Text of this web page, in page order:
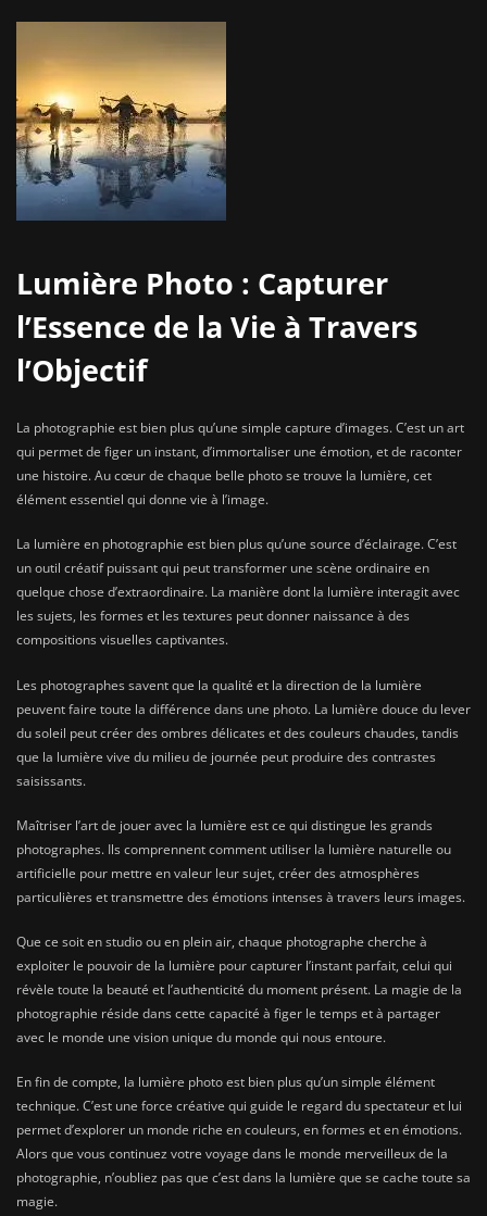
Lumière Photo : Capturer
l’Essence de la Vie à Travers
l’Objectif
La photographie est bien plus qu’une simple capture d’images. C’est un art
qui permet de figer un instant, d’immortaliser une émotion, et de raconter
une histoire. Au cœur de chaque belle photo se trouve la lumière, cet
élément essentiel qui donne vie à l’image.
La lumière en photographie est bien plus qu’une source d’éclairage. C’est
un outil créatif puissant qui peut transformer une scène ordinaire en
quelque chose d’extraordinaire. La manière dont la lumière interagit avec
les sujets, les formes et les textures peut donner naissance à des
compositions visuelles captivantes.
Les photographes savent que la qualité et la direction de la lumière
peuvent faire toute la différence dans une photo. La lumière douce du lever
du soleil peut créer des ombres délicates et des couleurs chaudes, tandis
que la lumière vive du milieu de journée peut produire des contrastes
saisissants.
Maîtriser l’art de jouer avec la lumière est ce qui distingue les grands
photographes. Ils comprennent comment utiliser la lumière naturelle ou
artificielle pour mettre en valeur leur sujet, créer des atmosphères
particulières et transmettre des émotions intenses à travers leurs images.
Que ce soit en studio ou en plein air, chaque photographe cherche à
exploiter le pouvoir de la lumière pour capturer l’instant parfait, celui qui
révèle toute la beauté et l’authenticité du moment présent. La magie de la
photographie réside dans cette capacité à figer le temps et à partager
avec le monde une vision unique du monde qui nous entoure.
En fin de compte, la lumière photo est bien plus qu’un simple élément
technique. C’est une force créative qui guide le regard du spectateur et lui
permet d’explorer un monde riche en couleurs, en formes et en émotions.
Alors que vous continuez votre voyage dans le monde merveilleux de la
photographie, n’oubliez pas que c’est dans la lumière que se cache toute sa
magie.